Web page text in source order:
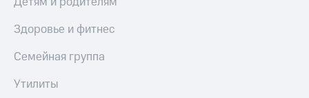
Здоровье и фитнес
Семейная группа
Утилиты